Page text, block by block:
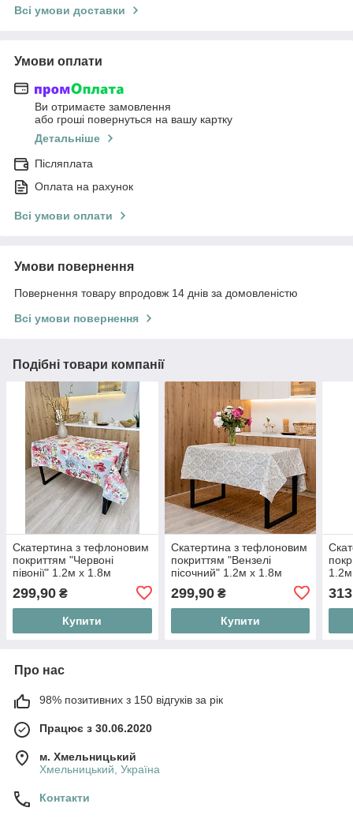
Всі умови доставки
Умови оплати
Ви отримаєте замовлення
або гроші повернуться на вашу картку
Детальніше
Післяплата
Оплата на рахунок
Всі умови оплати
Умови повернення
Повернення товару впродовж 14 днів за домовленістю
Всі умови повернення
Подібні товари компанії
Скатертина з тефлоновим
покриттям "Червоні
півонії" 1.2м х 1.8м
299,90 ₴
Купити
Скатертина з тефлоновим
покриттям "Вензелі
пісочний" 1.2м х 1.8м
299,90₴
Купити
Про нас
98% позитивних з 150 відгуків за рік
Працює з 30.06.2020
м. Хмельницький
Хмельницький, Україна
Контакти